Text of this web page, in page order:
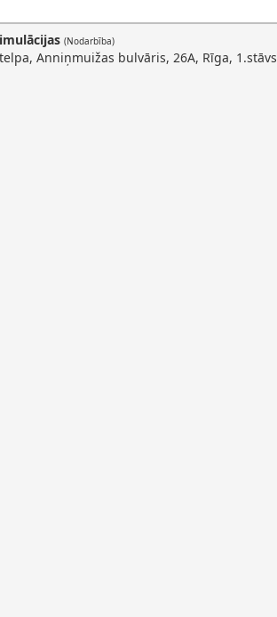
(Nodarbība)
Anniņmuižas bulvāris, 26A, Rīga, 1.stāvs